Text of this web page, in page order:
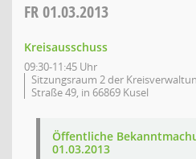
FR01.03.2013
Kreisausschuss
09:30-11:45 Uhr
Sitzungsraum 2 der
Straße 49, in 66869 Kusel
Öffentliche
01.03.2013